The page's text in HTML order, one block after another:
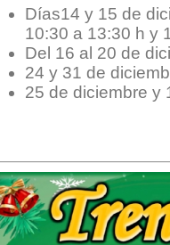
Días14 y 15 de
10:30 a 13:30 h y
Del 16 al 20 de
24 y 31 de
25 de diciembre y